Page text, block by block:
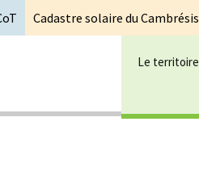
Cadastre solaire du Cambrésis
Le territoire